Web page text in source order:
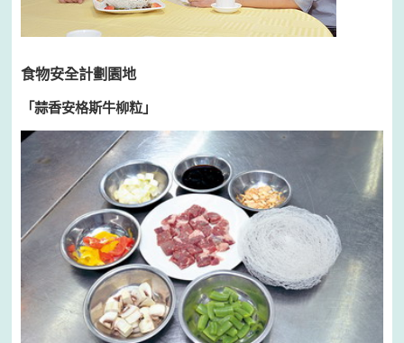
食物安全計劃園地
「蒜香安格斯牛柳粒」